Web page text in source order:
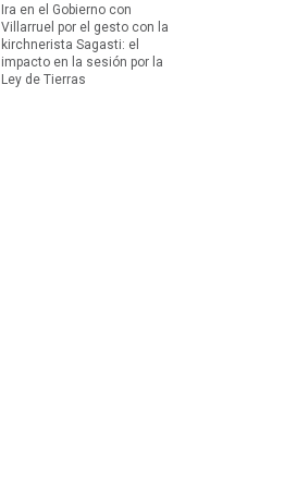
Ira en el Gobierno con
Villarruel por el gesto con la
kirchnerista Sagasti: el
impacto en la sesión por la
Ley de Tierras